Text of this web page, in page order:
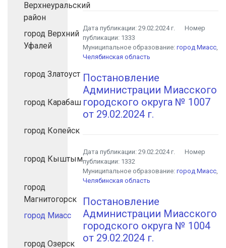
Верхнеуральский
район
город Верхний
Уфалей
город Златоуст
город Карабаш
город Копейск
город Кыштым
город
Магнитогорск
город Миасс
город Озерск
Дата публикации:29.02.2024 г.
Номер
публикации: 1333
Муниципальное образование:город Миасс,
Челябинская область
Постановление
Администрации Миасского
городского округа № 1007
от 29.02.2024 г.
Дата публикации:29.02.2024 г.
Номер
публикации: 1332
Муниципальное образование:город Миасс,
Челябинская область
Постановление
Администрации Миасского
городского округа № 1004
от 29.02.2024 г.